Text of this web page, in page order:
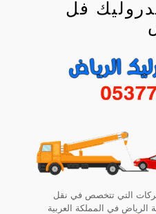
فل
التي تتخصص في نقل
الرياض في المملكة العربية